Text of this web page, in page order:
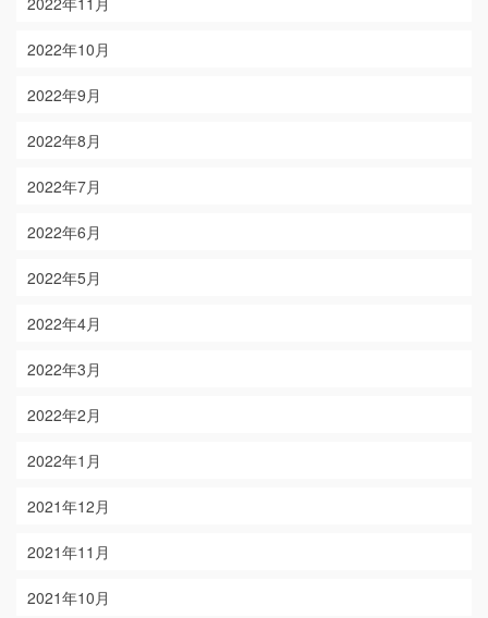
2022年10月
2022年9月
2022年8月
2022年7月
2022年6月
2022年5月
2022年4月
2022年3月
2022年2月
2022年1月
2021年12月
2021年11月
2021年10月